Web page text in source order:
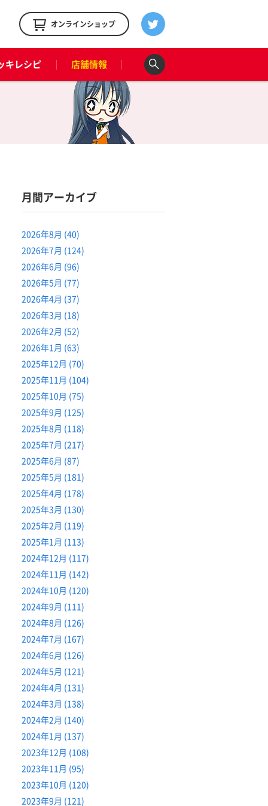
オンラインショップ
キレシピ 店舗情報
月間アーカイブ
2026年8月 (40)
2026年7月 (124)
2026年6月 (96)
2026年5月 (77)
2026年4月 (37)
2026年3月 (18)
2026年2月 (52)
2026年1月 (63)
2025年12月 (70)
2025年11月 (104)
2025年10月 (75)
2025年9月 (125)
2025年8月 (118)
2025年7月 (217)
2025年6月 (87)
2025年5月 (181)
2025年4月 (178)
2025年3月 (130)
2025年2月 (119)
2025年1月 (113)
2024年12月 (117)
2024年11月 (142)
2024年10月 (120)
2024年9月 (111)
2024年8月 (126)
2024年7月 (167)
2024年6月 (126)
2024年5月 (121)
2024年4月 (131)
2024年3月 (138)
2024年2月 (140)
2024年1月 (137)
2023年12月 (108)
2023年11月 (95)
2023年10月 (120)
2023年9月 (121)